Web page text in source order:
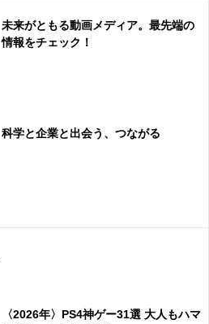
未来がともる動画メディア。最先端の
情報をチェック！
科学と企業と出会う、つながる
〈2026年〉PS4神ゲー31選 大人もハマ